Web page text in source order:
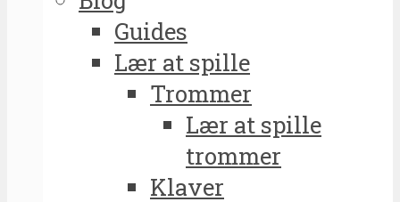
Guides
Lær at spille
Trommer
Lær at spille
trommer
Klaver